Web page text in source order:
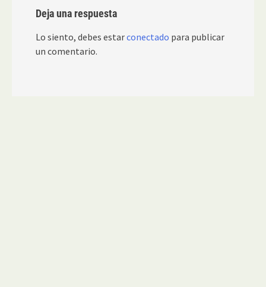
Deja una respuesta
Lo siento, debes estarconectado para publicar
un comentario.